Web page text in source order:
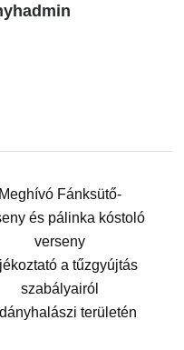
Meghívó Fánksütő-
és pálinka kóstoló
verseny
a tűzgyújtás
szabályairól
területén